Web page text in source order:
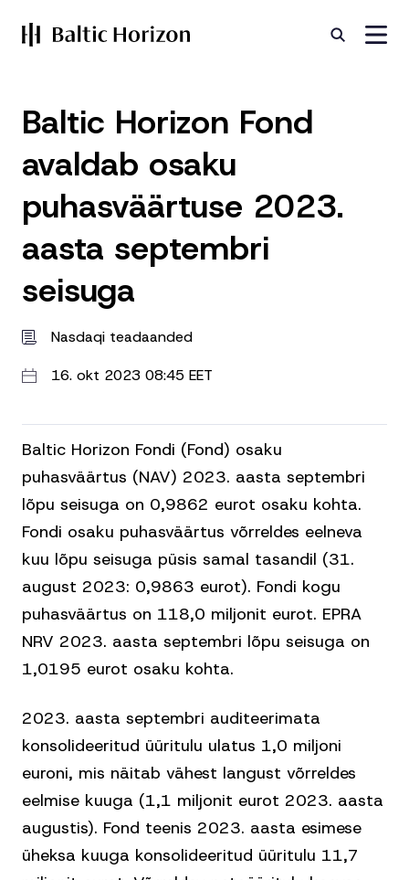
Baltic Horizon Fond
avaldab osaku
puhasväärtuse 2023.
aasta septembri
seisuga
Nasdaqi teadaanded
16. okt 2023 08:45 EET
Baltic Horizon Fondi (Fond) osaku
puhasväärtus (NAV) 2023. aasta septembri
lõpu seisuga on 0,9862 eurot osaku kohta.
Fondi osaku puhasväärtus võrreldes eelneva
kuu lõpu seisuga püsis samal tasandil (31.
august 2023: 0,9863 eurot). Fondi kogu
puhasväärtus on 118,0 miljonit eurot. EPRA
NRV 2023. aasta septembri lõpu seisuga on
1,0195 eurot osaku kohta.
2023. aasta septembri auditeerimata
konsolideeritud üüritulu ulatus 1,0 miljoni
euroni, mis näitab vähest langust võrreldes
eelmise kuuga (1,1 miljonit eurot 2023. aasta
augustis). Fond teenis 2023. aasta esimese
üheksa kuuga konsolideeritud üüritulu 11,7